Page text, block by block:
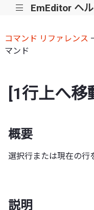
||| EmEditor ヘ
コマンド リファレンス
マンド
[1行上へ移
概要
選択行または現在の行
説明